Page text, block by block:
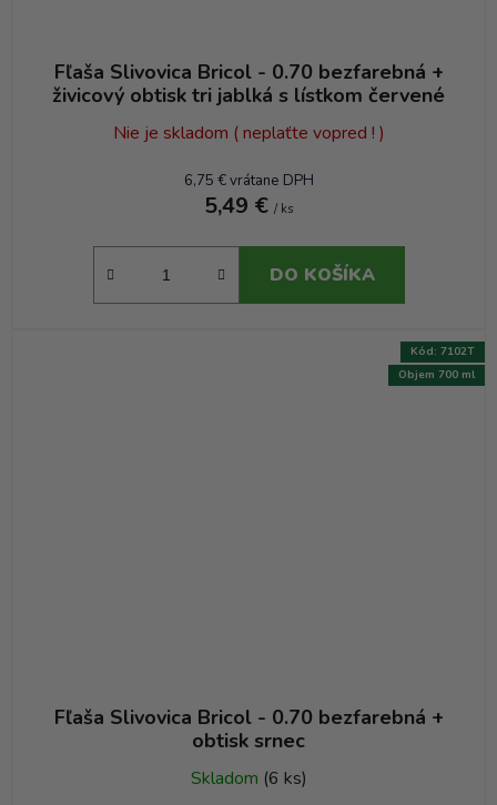
Fľaša Slivovica Bricol - 0.70 bezfarebná +
živicový obtisk tri jablká s lístkom červené
Nie je skladom ( neplaťte vopred ! )
6,75 € vrátane DPH
5,49 € / ks
DO KOŠÍKA
Fľaša Slivovica Bricol - 0.70 bezfarebná +
obtisk srnec
Skladom (6 ks)
Objem 700 ml
Kód: 7102T